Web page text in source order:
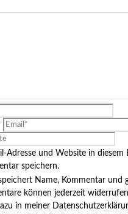
Adresse und Website in
speichern.
Name, Kommentar und
können jederzeit
in meiner